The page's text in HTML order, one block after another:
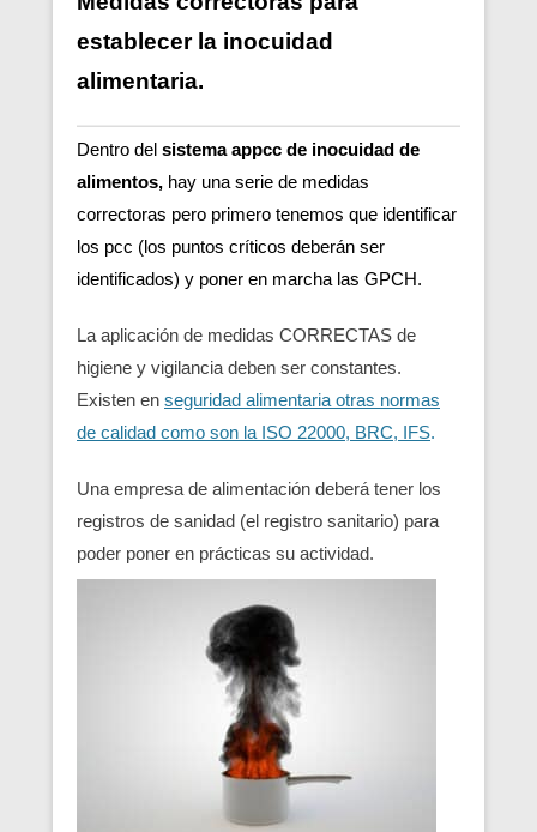
establecer la inocuidad
alimentaria.
Dentro del sistema appcc de inocuidad de
alimentos, hay una serie de medidas
correctoras pero primero tenemos que identificar
los pcc (los puntos críticos deberán ser
identificados) y poner en marcha las GPCH.
La aplicación de medidas CORRECTAS de
higiene y vigilancia deben ser constantes.
Existen en seguridad alimentaria otras normas
de calidad como son la ISO 22000, BRC, IFS.
Una empresa de alimentación deberá tener los
registros de sanidad (el registro sanitario) para
poder poner en prácticas su actividad.